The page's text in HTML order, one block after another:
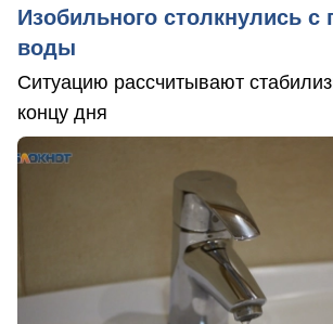
Изобильного столкнулись с
воды
Ситуацию рассчитывают
концу дня